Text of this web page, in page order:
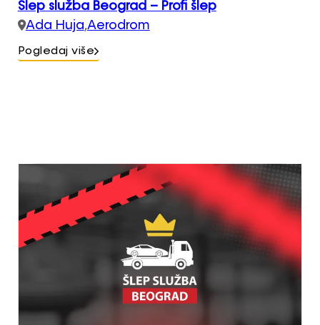
Šlep služba Beograd – Profi šlep
Ada Huja,Aerodrom
Pogledaj više